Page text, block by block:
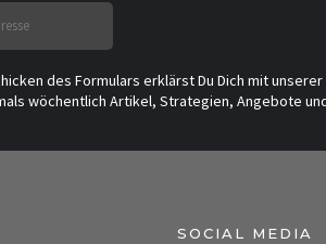
des Formulars erklärst Du Dich mit unserer
wöchentlich Artikel, Strategien, Angebote
SOCIAL MEDIA